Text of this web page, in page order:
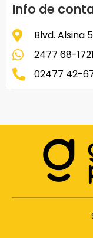
Info de
Blvd. Alsina
2477 68-1721
02477 42-